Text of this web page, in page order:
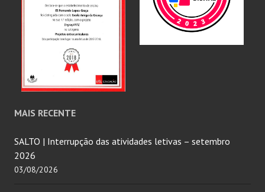
MAIS RECENTE
SALTO | Interrupção das atividades letivas – setembro
2026
03/08/2026